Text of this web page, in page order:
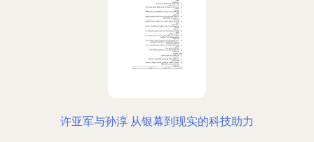
许亚军与孙淳 从银幕到现实的科技助力